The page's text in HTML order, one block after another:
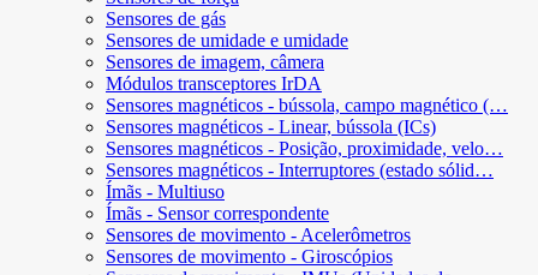
Sensores de gás
Sensores de umidade e umidade
Sensores de imagem, câmera
Módulos transceptores IrDA
Sensores magnéticos - bússola, campo magnético (…
Sensores magnéticos - Linear, bússola (ICs)
Sensores magnéticos - Posição, proximidade, velo…
Sensores magnéticos - Interruptores (estado sólid…
Ímãs - Multiuso
Ímãs - Sensor correspondente
Sensores de movimento - Acelerômetros
Sensores de movimento - Giroscópios